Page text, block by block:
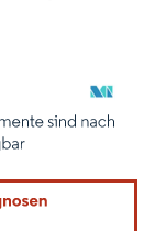
Namensnennung